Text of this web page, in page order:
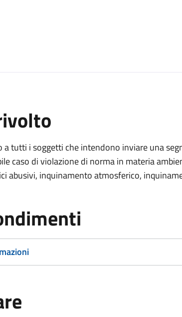
a tutti i soggetti che intendono inviare una
caso di violazione di norma in materia
abusivi, inquinamento atmosferico,